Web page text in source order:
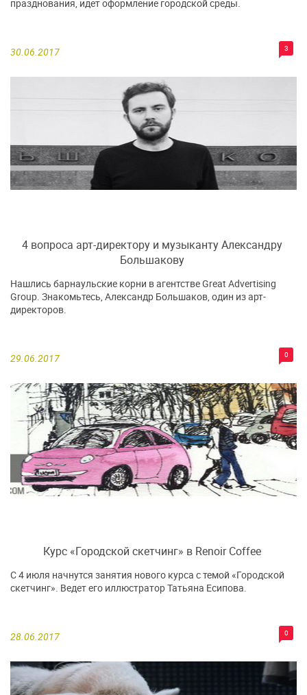
30.06.2017 3
празднования, идет оформление городской среды.
4 вопроса арт-директору и музыканту Александру
Большакову
29.06.2017 0
Нашлись барнаульские корни в агентстве Great Advertising
Group. Знакомьтесь, Александр Большаков, один из арт-
директоров.
Курс «Городской скетчинг» в Renoir Coffee
28.06.2017 0
С 4 июля начнутся занятия нового курса с темой «Городской
скетчинг». Ведет его иллюстратор Татьяна Есипова.